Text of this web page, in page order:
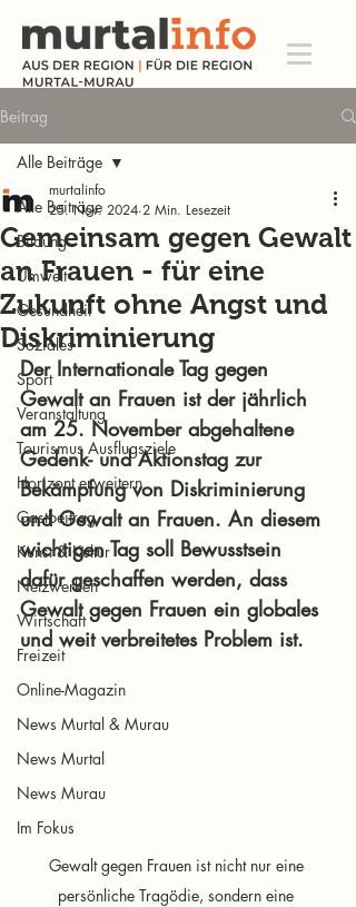
Beitrag
Alle Beiträge
Bildung
Umwelt
Gesundheit
Soziales
Sport
Veranstaltung
Tourismus Ausflugsziele
Horizont erweitern
Gastbeitrag
Kunst & Kultur
Netzwerken
Wirtschaft
Freizeit
Online-Magazin
News Murtal & Murau
News Murtal
News Murau
Im Fokus
Alle Beiträge
Gemeinsam gegen Gewalt
an Frauen - für eine
Zukunft ohne Angst und
Diskriminierung
murtalinfo
25. Nov. 2024 2 Min. Lesezeit
Der Internationale Tag gegen
Gewalt an Frauen ist der jährlich
am 25. November abgehaltene
Gedenk- und Aktionstag zur
Bekämpfung von Diskriminierung
und Gewalt an Frauen. An diesem
wichtigen Tag soll Bewusstsein
dafür geschaffen werden, dass
Gewalt gegen Frauen ein globales
und weit verbreitetes Problem ist.
Gewalt gegen Frauen ist nicht nur eine
persönliche Tragödie, sondern eine